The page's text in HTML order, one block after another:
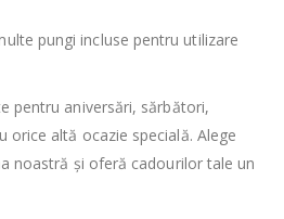
pungi incluse pentru utilizare
pentru aniversări, sărbători,
orice altă ocazie specială. Alege
noastră și oferă cadourilor tale un